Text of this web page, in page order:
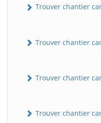
Trouver chantier
Trouver chantier
Trouver chantier
Trouver chantier